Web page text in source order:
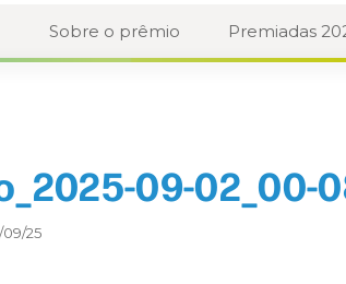
Sobre o prêmio Premiadas
09-02_00-
09/25